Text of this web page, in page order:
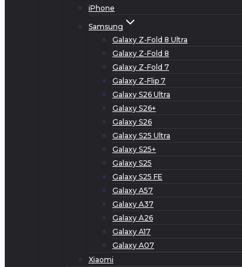
iPhone
Samsung
Galaxy Z-Fold 8 Ultra
Galaxy Z-Fold 8
Galaxy Z-Fold 7
Galaxy Z-Flip 7
Galaxy S26 Ultra
Galaxy S26+
Galaxy S26
Galaxy S25 Ultra
Galaxy S25+
Galaxy S25
Galaxy S25 FE
Galaxy A57
Galaxy A37
Galaxy A26
Galaxy A17
Galaxy A07
Xiaomi